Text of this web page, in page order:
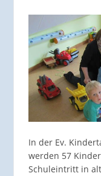
In der Ev.
werden 57
Schuleintritt in